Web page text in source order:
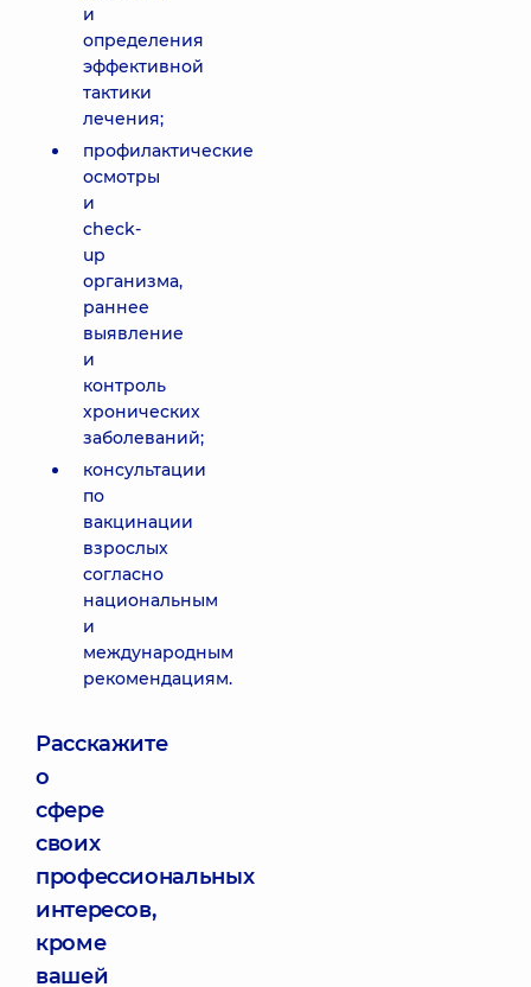
и
определения
эффективной
тактики
лечения;
профилактические
осмотры
и
check-
up
организма,
раннее
выявление
и
контроль
хронических
заболеваний;
консультации
по
вакцинации
взрослых
согласно
национальным
и
международным
рекомендациям.
Расскажите
о
сфере
своих
профессиональных
интересов,
кроме
вашей